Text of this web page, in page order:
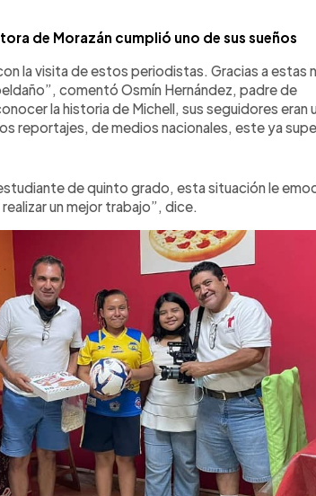
de Morazán cumplió uno de sus sueños
la visita de estos periodistas. Gracias a estas
comentó Osmín Hernández, padre de
la historia de Michell, sus seguidores eran
reportajes, de medios nacionales, este ya
de quinto grado, esta situación le
un mejor trabajo”, dice.